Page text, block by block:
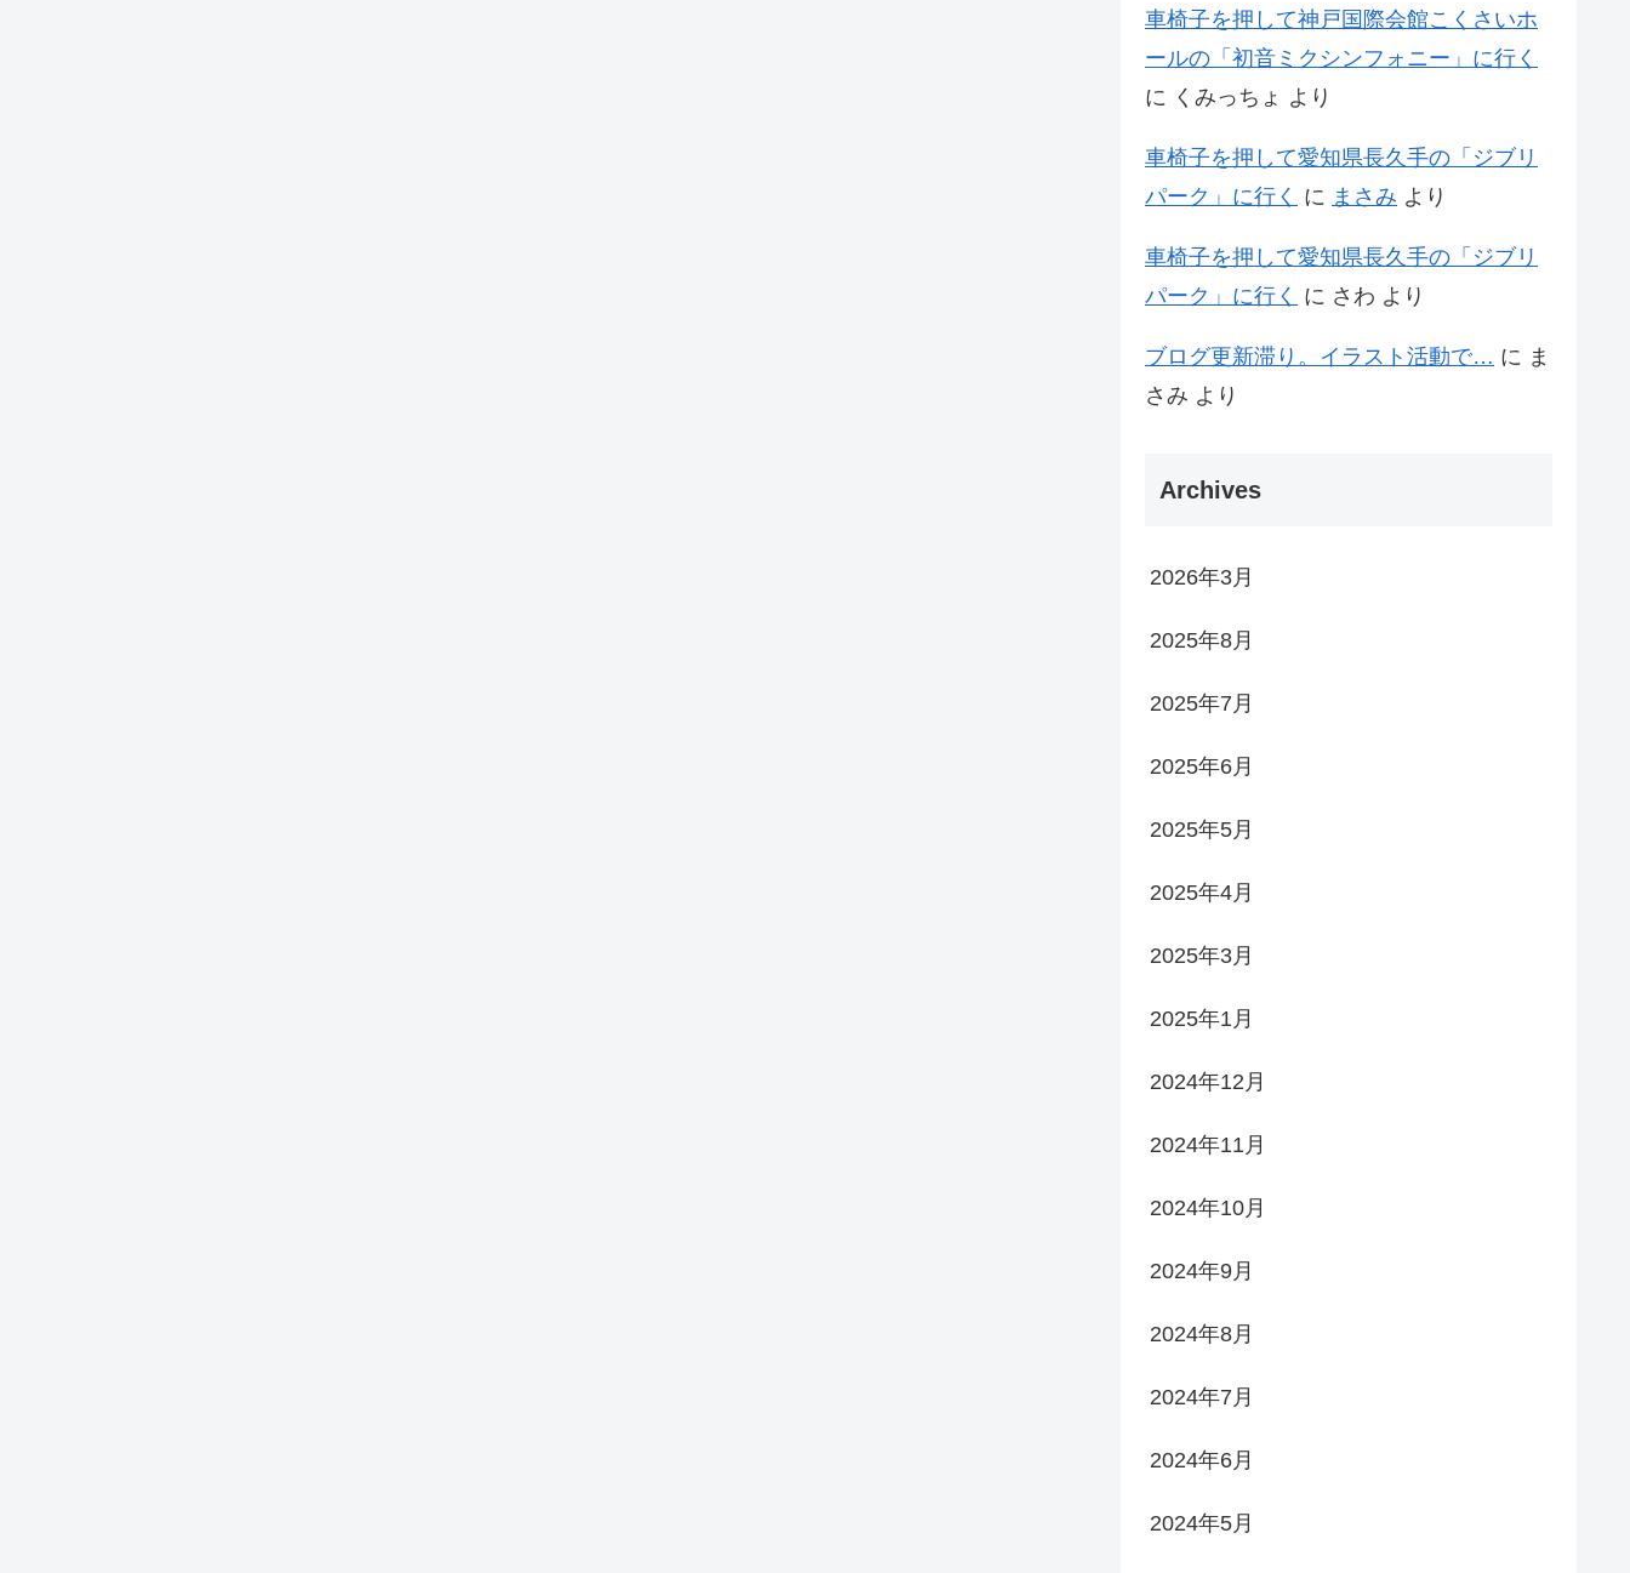
車椅子を押して神戸国際会館こくさいホ
ールの「初音ミクシンフォニー」に行く
に くみっちょ より
車椅子を押して愛知県長久手の「ジブリ
パーク」に行く に まさみ より
車椅子を押して愛知県長久手の「ジブリ
パーク」に行く に さわ より
ブログ更新滞り。イラスト活動で… に ま
さみ より
Archives
2026年3月
2025年8月
2025年7月
2025年6月
2025年5月
2025年4月
2025年3月
2025年1月
2024年12月
2024年11月
2024年10月
2024年9月
2024年8月
2024年7月
2024年6月
2024年5月